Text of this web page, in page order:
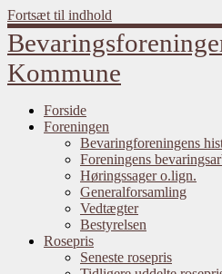
Fortsæt til indhold
Kommune
Forside
Foreningen
Bevaringforeningens
Foreningens
Høringssager o.lign.
Generalforsamling
Vedtægter
Bestyrelsen
Rosepris
Seneste rosepris